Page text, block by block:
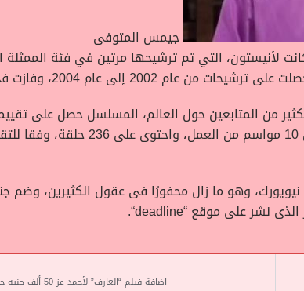
جيمس المتوفى
كانت لأنيستون، التي تم ترشيحها مرتين في فئة
، وانتهى عرضه فى يوم 6 مايو من عام 2004، وذلك
وهو ما زال محفورًا فى عقول الكثيرين، وضم
الذى نشر على موقع “deadline
“.
اضافة فيلم “العارف” لأحمد عز 50 ألف جنيه جديدة في إيراداته بشباك التذاكر